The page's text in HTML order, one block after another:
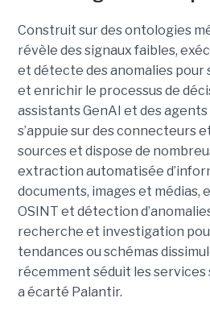
Construit sur des ontologies
révèle des signaux faibles,
et détecte des anomalies
et enrichir le processus de
assistants GenAI et des agents
s’appuie sur des connecteurs
sources et dispose de
extraction automatisée
documents, images et médias,
OSINT et détection
recherche et investigation
tendances ou schémas
récemment séduit les services
a écarté Palantir.